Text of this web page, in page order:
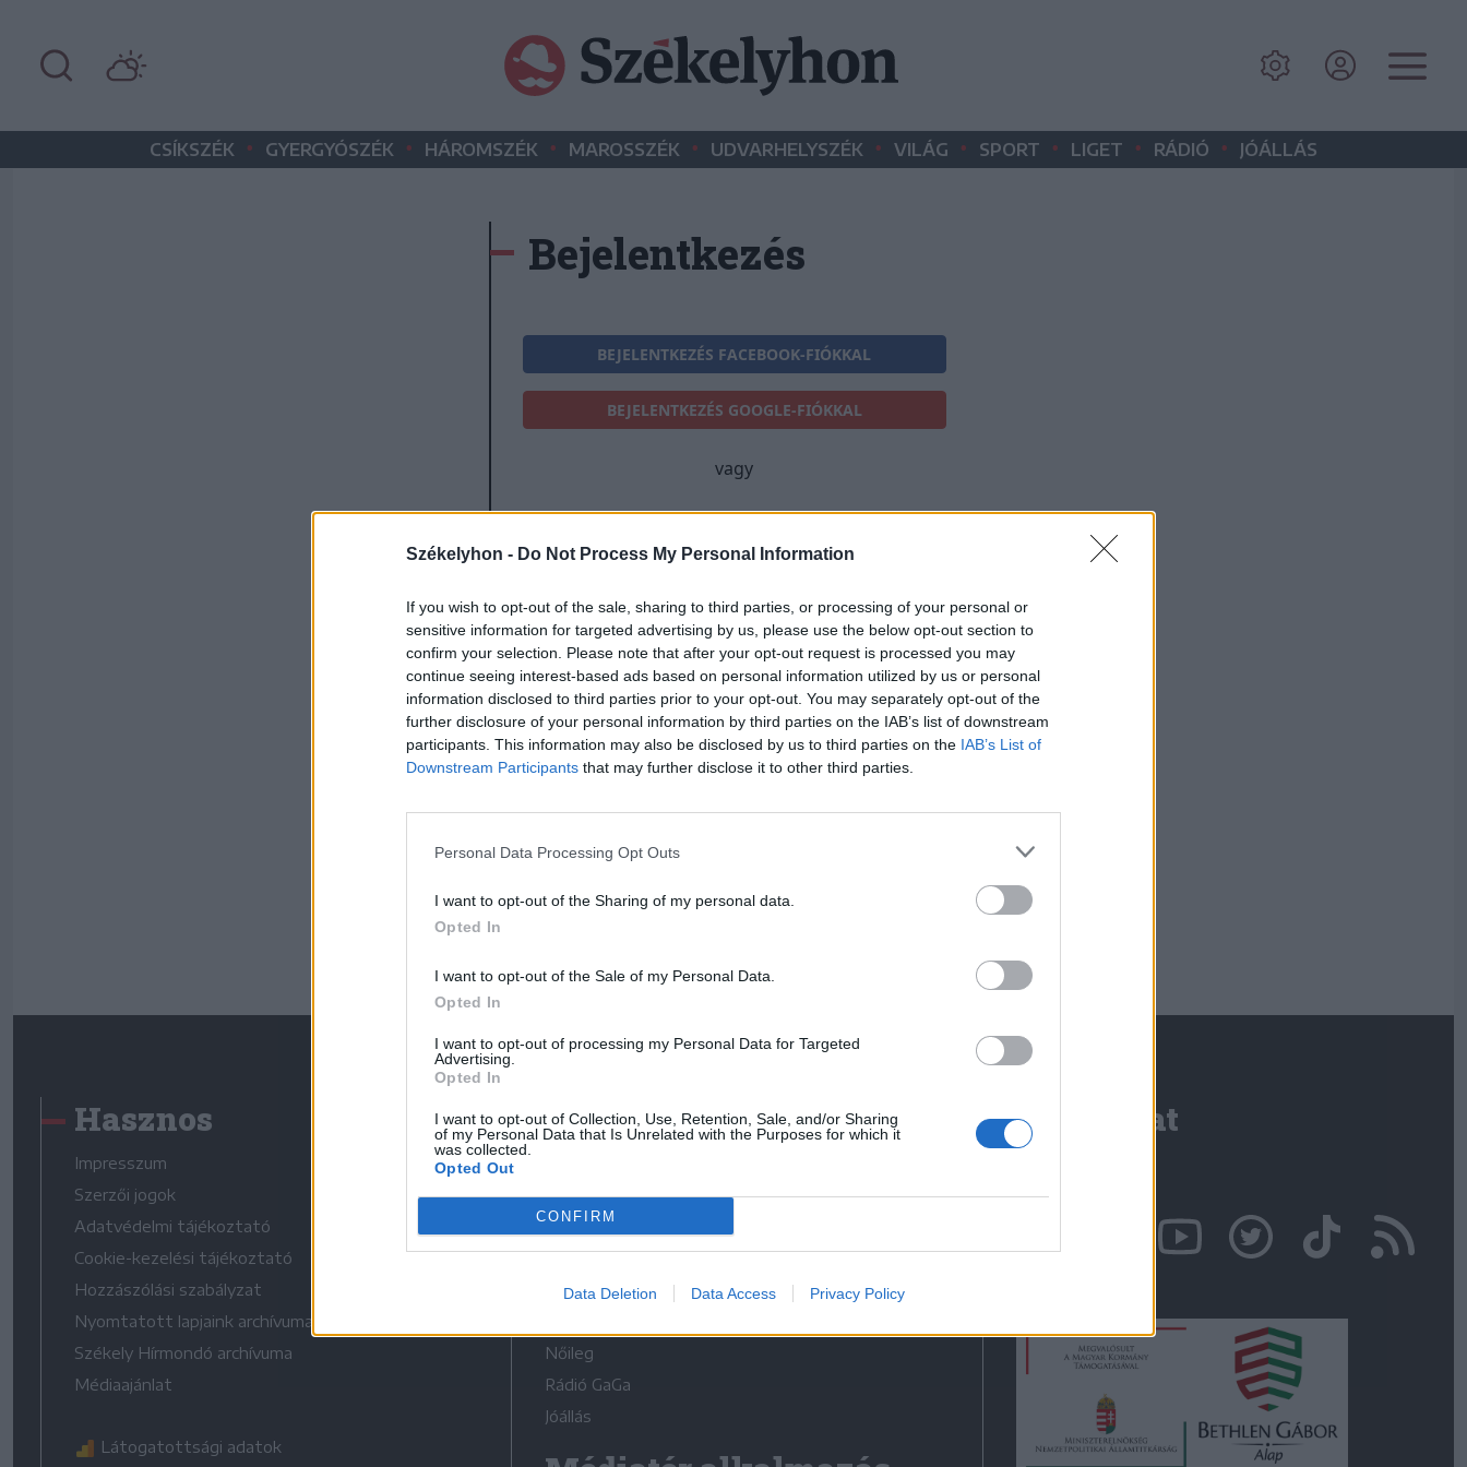
Székelyhon - Do Not Process My Personal Information
If you wish to opt-out of the sale, sharing to third parties, or processing of your personal or
sensitive information for targeted advertising by us, please use the below opt-out section to
confirm your selection. Please note that after your opt-out request is processed you may
continue seeing interest-based ads based on personal information utilized by us or personal
information disclosed to third parties prior to your opt-out. You may separately opt-out of the
further disclosure of your personal information by third parties on the IAB’s list of downstream
participants. This information may also be disclosed by us to third parties on the IAB’s List of
Downstream Participants that may further disclose it to other third parties.
Personal Data Processing Opt Outs
I want to opt-out of the Sharing of my personal data.
Opted In
I want to opt-out of the Sale of my Personal Data.
Opted In
I want to opt-out of processing my Personal Data for Targeted
Advertising.
Opted In
I want to opt-out of Collection, Use, Retention, Sale, and/or Sharing
of my Personal Data that Is Unrelated with the Purposes for which it
was collected.
Opted Out
CONFIRM
Data Deletion Data Access Privacy Policy
CSÍKSZÉK • GYERGYÓSZÉK • HÁROMSZÉK • MAROSSZÉK • UDVARHELYSZÉK • VILÁG • SPORT • LIGET • RÁDIÓ • JÓÁLLÁS
Bejelentkezés
BEJELENTKEZÉS FACEBOOK-FIÓKKAL
BEJELENTKEZÉS GOOGLE-FIÓKKAL
vagy
E-mail-cím
Jelszó
Elfelejtette a jelszavát?
BEJELENTKEZÉS
Hasznos
Impresszum
Szerzői jogok
Adatvédelmi tájékoztató
Cookie-kezelési tájékoztató
Hozzászólási szabályzat
Nyomtatott lapjaink archívuma
Székely Hírmondó archívuma
Médiaajánlat
Látogatottsági adatok
Médiatér
Liget
Krónika
Bihari Napló
Erdélyi Napló
Nőileg
Rádió GaGa
Jóállás
Kapcsolat